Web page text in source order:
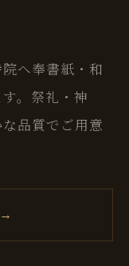
へ奉書紙・和
。祭礼・神
品質でご用意